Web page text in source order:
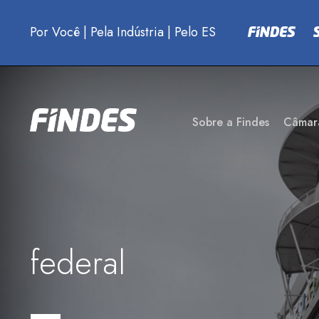
Por Você | Pela Indústria | Pelo ES
Sobre a Findes
federal